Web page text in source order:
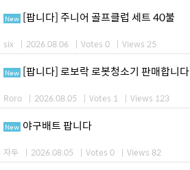
New [팝니다] 주니어 골프클럽 세트 40불
six | 2026.08.06 | Votes 0 | Views 25
New [팝니다] 로보락 로봇청소기 판매합니다
Roro | 2026.08.05 | Votes 1 | Views 123
New 야구배트 팝니다
자두 | 2026.08.05 | Votes 0 | Views 82